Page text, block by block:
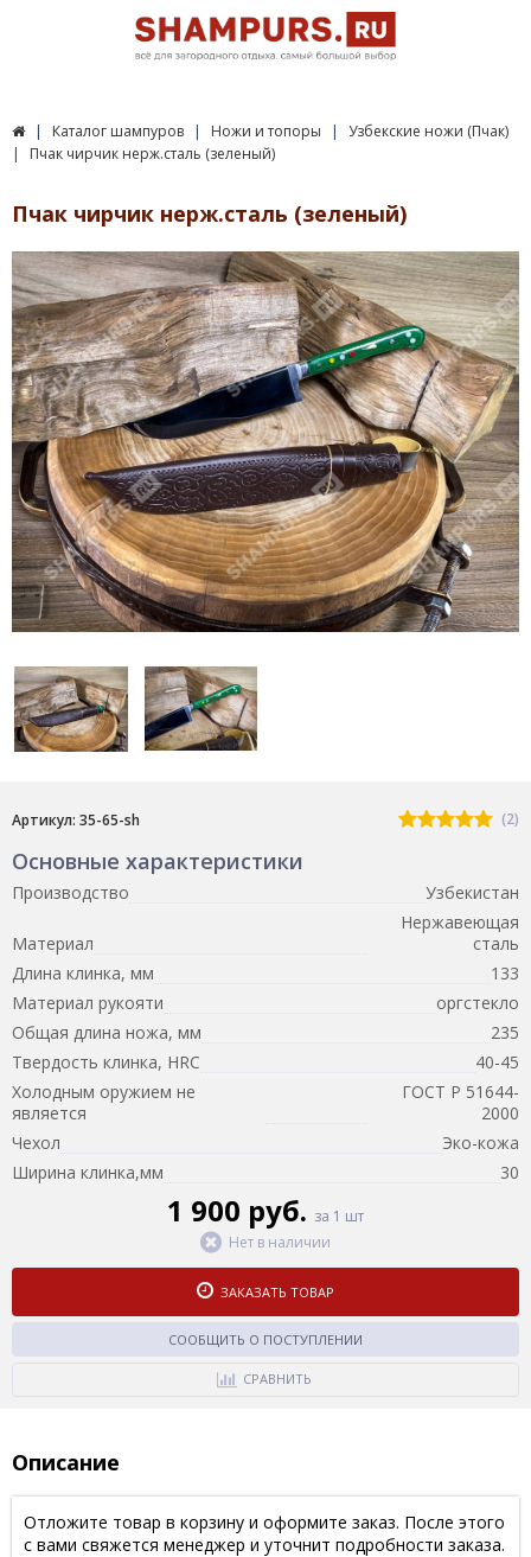
Каталог шампуров Ножи и топоры
Узбекские ножи (Пчак)
Пчак чирчик нерж.сталь (зеленый)
Пчак чирчик нерж.сталь (зеленый)
Артикул: 35-65-sh (2)
Основные характеристики
Производство Узбекистан
Материал
Нержавеющая
сталь
Длина клинка, мм
133
Материал рукояти
оргстекло
Общая длина ножа, мм
235
Твердость клинка, HRC
40-45
Холодным оружием не
является
ГОСТ Р 51644-
2000
Чехол
Эко-кожа
Ширина клинка,мм
30
1 900 руб. за 1 шт
Нет в наличии
ЗАКАЗАТЬ ТОВАР
СООБЩИТЬ О ПОСТУПЛЕНИИ
СРАВНИТЬ
Описание
Отложите товар в корзину и оформите заказ. После этого
с вами свяжется менеджер и уточнит подробности заказа.